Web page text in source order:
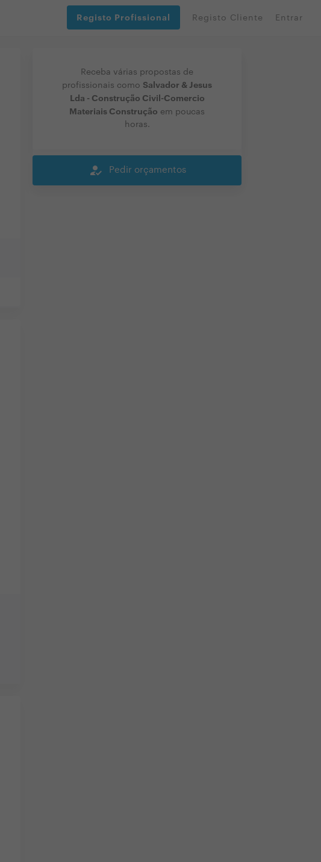
Registo Profissional Registo Cliente Entrar
Receba várias propostas de
profissionais como Salvador & Jesus
Lda - Construção Civil-Comercio
Materiais Construção em poucas
horas.
how_to_reg Pedir orçamentos